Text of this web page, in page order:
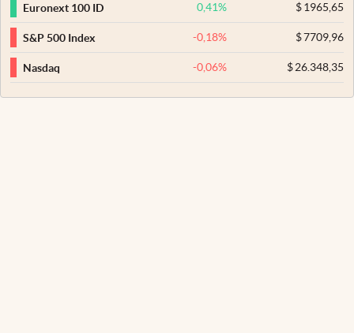
Euronext 100 ID 0,41% $1965,65
S&P 500 Index -0,18% $7709,96
Nasdaq -0,06% $26.348,35